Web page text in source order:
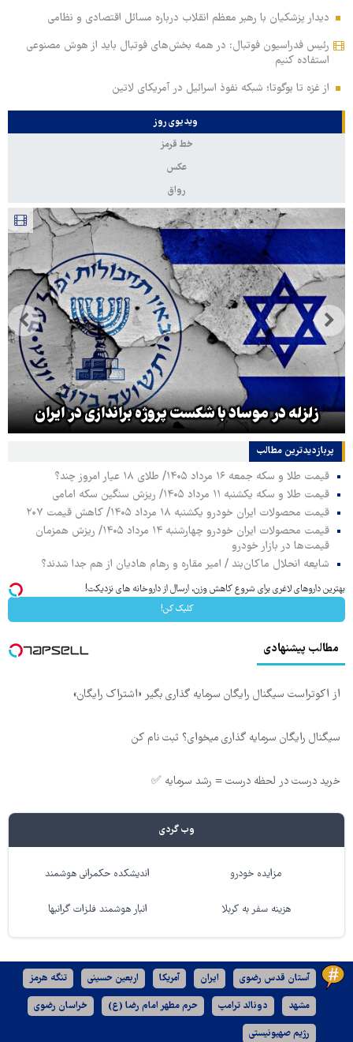
دیدار پزشکیان با رهبر معظم انقلاب درباره مسائل اقتصادی و نظامی
رئیس فدراسیون فوتبال: در همه بخش‌های فوتبال باید از هوش مصنوعی
استفاده کنیم
از غزه تا بوگوتا؛ شبکه نفوذ اسرائیل در آمریکای لاتین
ویدیوی روز
خط قرمز
عکس
رواق
زلزله در موساد با شکست پروژه براندازی در ایران
پربازدیدترین‌ مطالب
قیمت طلا و سکه جمعه ۱۶ مرداد ۱۴۰۵/ طلای ۱۸ عیار امروز چند؟
قیمت طلا و سکه یکشنبه ۱۱ مرداد ۱۴۰۵/ ریزش سنگین سکه امامی
قیمت محصولات ایران خودرو یکشنبه ۱۸ مرداد ۱۴۰۵/ کاهش قیمت ۲۰۷
قیمت محصولات ایران خودرو چهارشنبه ۱۴ مرداد ۱۴۰۵/ ریزش همزمان
قیمت‌ها در بازار خودرو
شایعه انحلال ماکان‌بند / امیر مقاره و رهام هادیان از هم جدا شدند؟
بهترین داروهای لاغری برای شروع کاهش وزن، ارسال از داروخانه های نزدیکت!
کلیک کن!
مطالب پیشنهادی
از اکوتراست سیگنال رایگان سرمایه گذاری بگیر «اشتراک رایگان»
سیگنال رایگان سرمایه گذاری میخوای؟ ثبت نام کن
خرید درست در لحظه درست = رشد سرمایه ✅
وب گردی
مزایده خودرو اندیشکده حکمرانی هوشمند
هزینه سفر به کربلا انبار هوشمند فلزات گرانبها
آستان قدس رضوی ایران آمریکا اربعین حسینی تنگه هرمز
مشهد دونالد ترامپ حرم مطهر امام رضا (ع) خراسان رضوی
رژیم صهیونیستی